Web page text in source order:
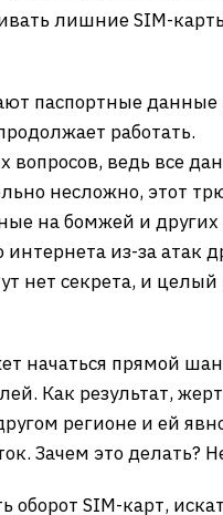
лишние SIM-
паспортные
работать.
вопросов, ведь все
несложно, этот
на бомжей и
из-за атак
нет секрета, и целый
начаться прямой
Как результат,
регионе и ей
Зачем это делать?
SIM-карт,